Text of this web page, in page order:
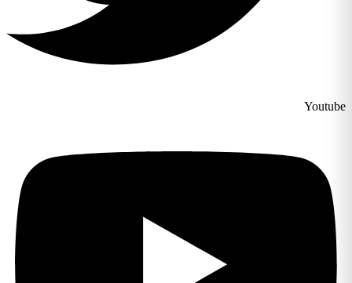
Youtube